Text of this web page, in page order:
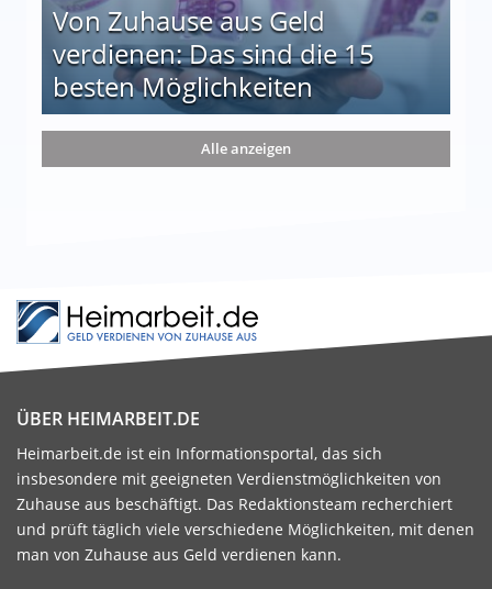
Von Zuhause aus Geld
verdienen: Das sind die 15
besten Möglichkeiten
die 15 besten Möglichkeiten
Alle anzeigen
ÜBER HEIMARBEIT.DE
Heimarbeit.de ist ein Informationsportal, das sich
insbesondere mit geeigneten Verdienstmöglichkeiten von
Zuhause aus beschäftigt. Das Redaktionsteam recherchiert
und prüft täglich viele verschiedene Möglichkeiten, mit denen
man von Zuhause aus Geld verdienen kann.